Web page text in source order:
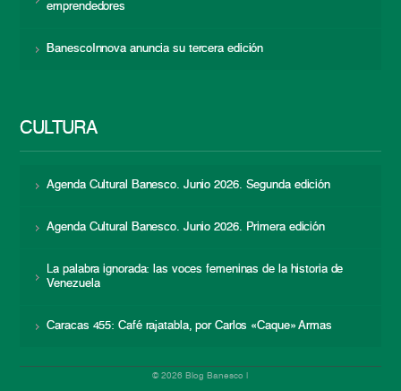
emprendedores
BanescoInnova anuncia su tercera edición
CULTURA
Agenda Cultural Banesco. Junio 2026. Segunda edición
Agenda Cultural Banesco. Junio 2026. Primera edición
La palabra ignorada: las voces femeninas de la historia de
Venezuela
Caracas 455: Café rajatabla, por Carlos «Caque» Armas
© 2026 Blog Banesco |